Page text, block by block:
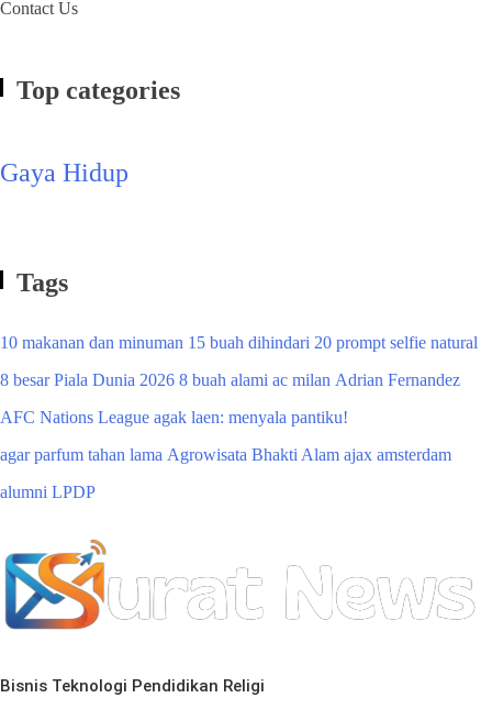
Contact Us
Top categories
Gaya Hidup
Tags
10 makanan dan minuman 15 buah dihindari 20 prompt selfie natural
8 besar Piala Dunia 2026 8 buah alami ac milan Adrian Fernandez
AFC Nations League agak laen: menyala pantiku!
agar parfum tahan lama Agrowisata Bhakti Alam ajax amsterdam
alumni LPDP
Bisnis Teknologi Pendidikan Religi